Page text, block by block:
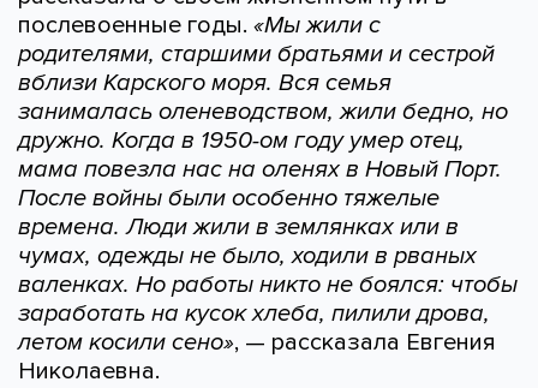
послевоенные годы. «Мы жили с
родителями, старшими братьями и сестрой
вблизи Карского моря. Вся семья
занималась оленеводством, жили бедно, но
дружно. Когда в 1950-ом году умер отец,
мама повезла нас на оленях в Новый Порт.
После войны были особенно тяжелые
времена. Люди жили в землянках или в
чумах, одежды не было, ходили в рваных
валенках. Но работы никто не боялся: чтобы
заработать на кусок хлеба, пилили дрова,
летом косили сено», — рассказала Евгения
Николаевна.